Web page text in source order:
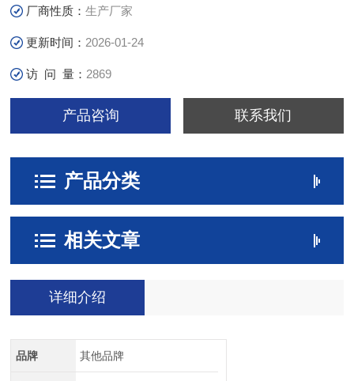
厂商性质：生产厂家
更新时间： 2026-01-24
访 问 量： 2869
产品咨询 联系我们
产品分类
相关文章
详细介绍
品牌 其他品牌